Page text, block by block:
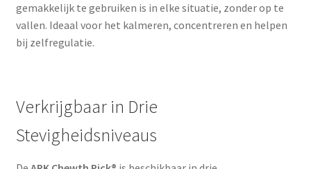
gemakkelijk te gebruiken is in elke situatie, zonder op te
vallen. Ideaal voor het kalmeren, concentreren en helpen
bij zelfregulatie.
Verkrijgbaar in Drie
Stevigheidsniveaus